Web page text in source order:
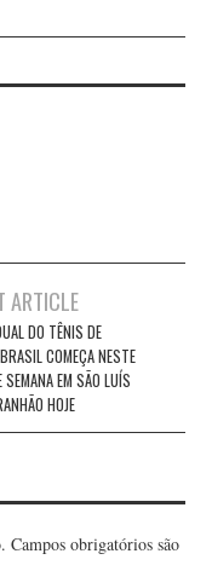
ARTICLE
DO TÊNIS DE
COMEÇA NESTE
SEMANA EM SÃO LUÍS
HOJE
Campos obrigatórios são